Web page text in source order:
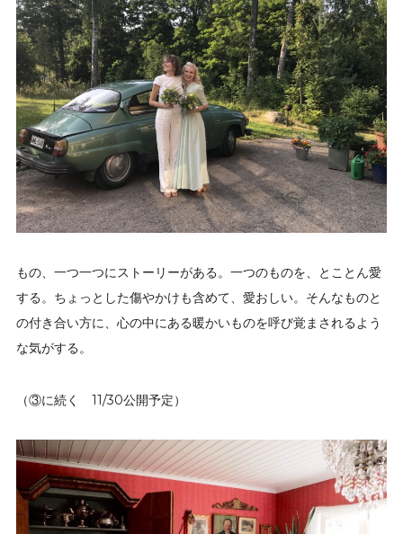
もの、一つ一つにストーリーがある。一つのものを、とことん愛
する。ちょっとした傷やかけも含めて、愛おしい。そんなものと
の付き合い方に、心の中にある暖かいものを呼び覚まされるよう
な気がする。
（③に続く 11/30公開予定）